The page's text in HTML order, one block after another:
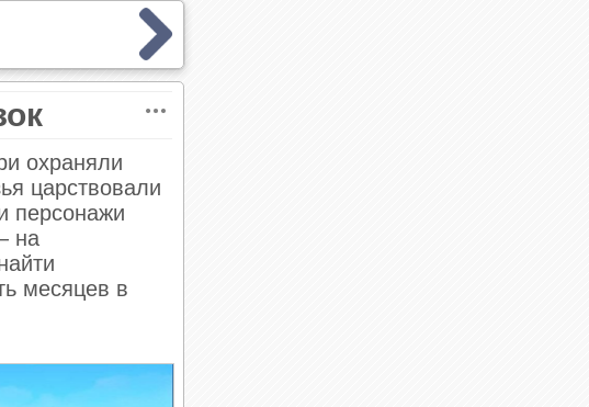
охраняли
царствовали
персонажи
на
месяцев в